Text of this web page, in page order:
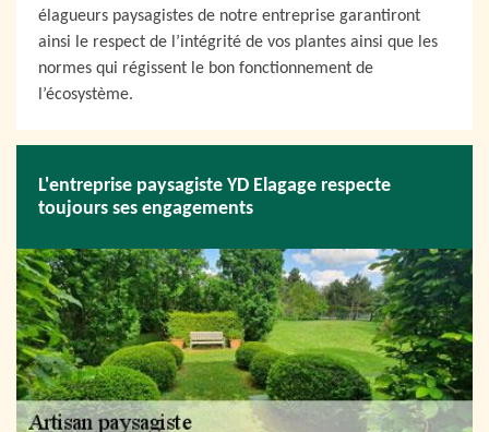
élagueurs paysagistes de notre entreprise garantiront
ainsi le respect de l’intégrité de vos plantes ainsi que les
normes qui régissent le bon fonctionnement de
l’écosystème.
L'entreprise paysagiste YD Elagage respecte
toujours ses engagements